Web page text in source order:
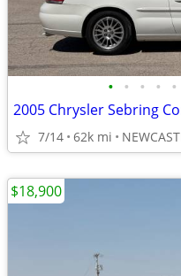
• • • • •
2005 Chrysler Sebring
7/14 62k mi
$18,900